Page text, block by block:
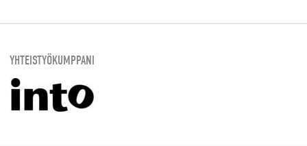
YHTEISTYÖKUMPPANI